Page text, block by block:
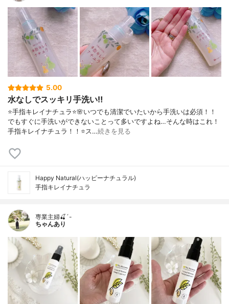
5.00
水なしでスッキリ手洗い‼️
⭐️手指キレイナチュラ⭐️🌸いつでも清潔でいたいから手洗いは必須！！
でもすぐに手洗いができないことって多いですよね…そんな時はこれ！
手指キレイナチュラ！！⭐️ス…続きを見る
Happy Natural(ハッピーナチュラル)
手指キレイナチュラ
専業主婦🍒´-
ちゃんあり